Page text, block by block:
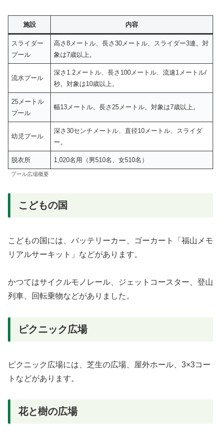
施設 内容
スライダー
プール
高さ8メートル、長さ30メートル、スライダー3連。対
象は7歳以上。
流水プール
深さ1.2メートル、長さ100メートル、流速1メートル/
秒。対象は10歳以上。
25メートル
プール
幅13メートル、長さ25メートル。対象は7歳以上。
幼児プール
深さ30センチメートル、直径10メートル、スライダ
ー。
脱衣所 1,020名用（男510名、女510名）
プール広場概要
こどもの国
こどもの国には、バッテリーカー、ゴーカート「福山メモ
リアルサーキット」などがあります。
かつてはサイクルモノレール、ジェットコースター、登山
列車、回転乗物などがありました。
ピクニック広場
ピクニック広場には、芝生の広場、屋外ホール、3×3コー
トなどがあります。
花と樹の広場